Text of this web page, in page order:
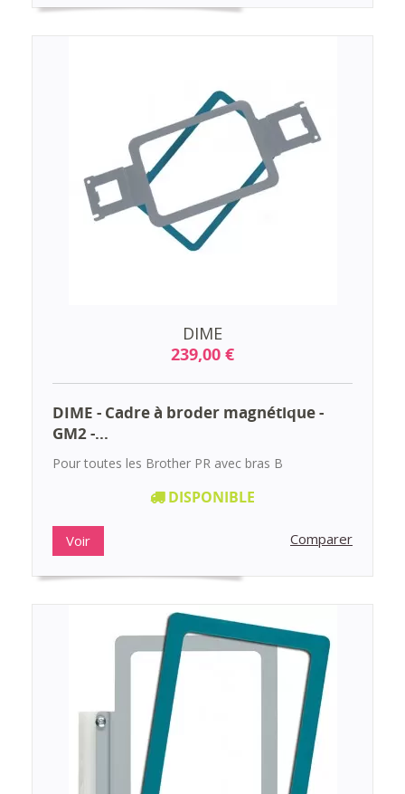
DIME
239,00 €
DIME - Cadre à broder magnétique -
GM2 -...
Pour toutes les Brother PR avec bras B
DISPONIBLE
Voir Comparer